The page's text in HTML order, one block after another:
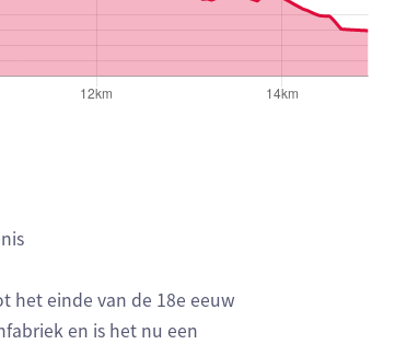
het einde van de 18e eeuw
en is het nu een